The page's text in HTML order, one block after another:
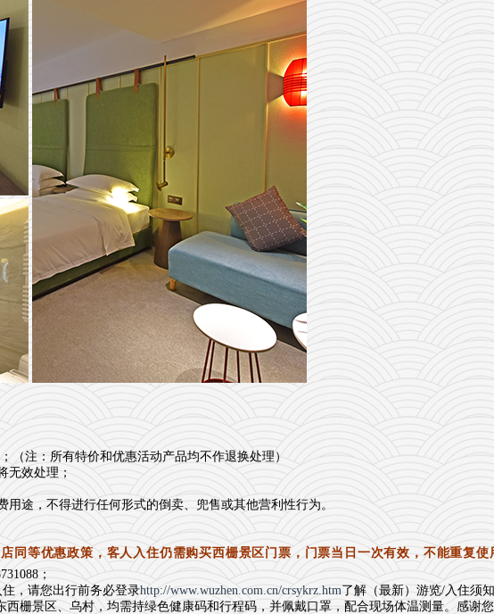
（注：所有特价和优惠活动产品均不作退换处理）
无效处理；
途，不得进行任何形式的倒卖、兜售或其他营利性行为。
同等优惠政策，客人入住仍需购买西栅景区门票，门票当日一次有效，不能重复使
；
，请您出行前务必登录http://www.wuzhen.com.cn/crsykrz.htm了解（最新）游览/入住须
西栅景区、乌村，均需持绿色健康码和行程码，并佩戴口罩，配合现场体温测量。感谢您